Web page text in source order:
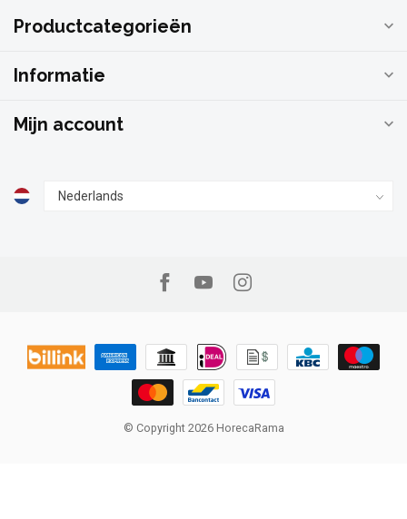
Productcategorieën
Informatie
Mijn account
© Copyright 2026 HorecaRama